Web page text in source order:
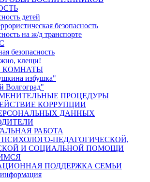
детей
безопасность
на ж/д транспорте
безопасность
клещи!
КОМНАТЫ
избушка"
Волгоград"
ПРОЦЕДУРЫ
КОРРУПЦИИ
ДАННЫХ
РАБОТА
ПЕДАГОГИЧЕСКОЙ,
И СОЦИАЛЬНОЙ ПОМОЩИ
ПОДДЕРЖКА СЕМЬИ